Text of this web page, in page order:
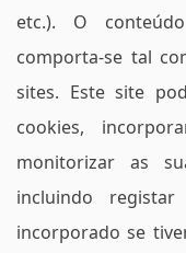
etc.). O
comporta-se tal
sites. Este site
cookies,
monitorizar as
incluindo
incorporado se